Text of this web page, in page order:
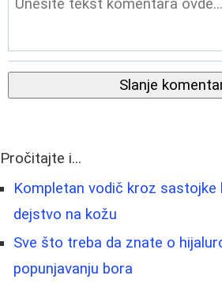
Slanje
Pročitajte i...
Kompletan vodič kroz sastojke
dejstvo na kožu
Sve što treba da znate o
popunjavanju bora